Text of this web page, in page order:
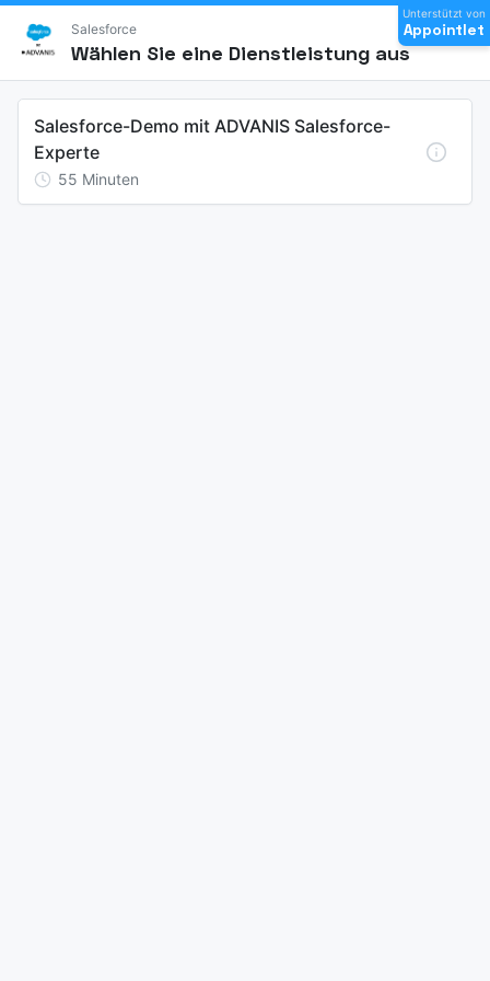
Salesforce
Wählen Sie eine Dienstleistung aus
Unterstützt von
Appointlet
Salesforce-Demo mit ADVANIS Salesforce-
Experte
55 Minuten